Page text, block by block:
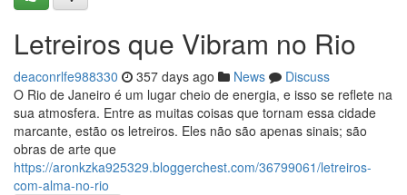
Letreiros que Vibram no Rio
deaconrlfe988330 357 days ago News
Discuss
O Rio de Janeiro é um lugar cheio de energia, e isso se reflete na
sua atmosfera. Entre as muitas coisas que tornam essa cidade
marcante, estão os letreiros. Eles não são apenas sinais; são
obras de arte que
https://aronkzka925329.bloggerchest.com/36799061/letreiros-
com-alma-no-rio